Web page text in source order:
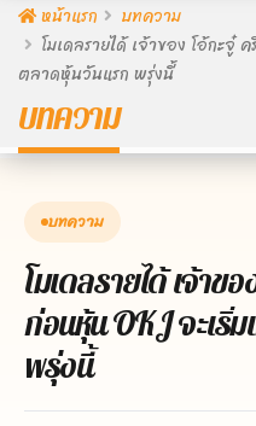
หน้าแรก
บทความ
โมเดลรายได้ เจ้าของ โอ้กะจู๋
ตลาดหุ้นวันแรก พรุ่งนี้
บทความ
บทความ
โมเดลรายได้ เจ้าข
ก่อนหุ้น OKJ จะเริ่
พรุ่งนี้